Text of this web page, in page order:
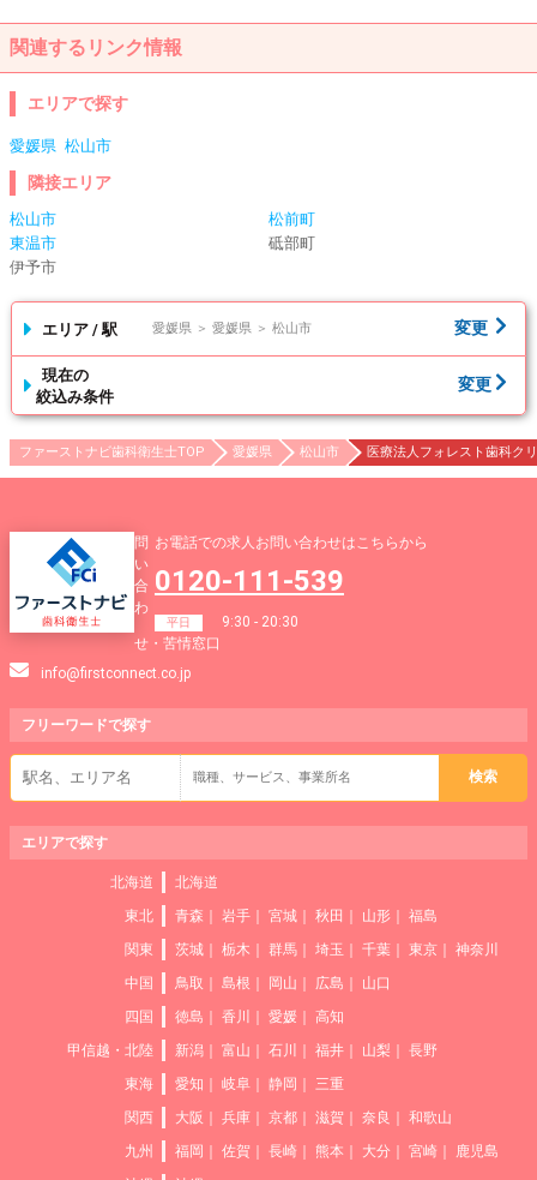
関連するリンク情報
エリアで探す
愛媛県 松山市
隣接エリア
松山市
松前町
東温市
砥部町
伊予市
エリア / 駅 愛媛県 ＞ 愛媛県 ＞ 松山市 変更
現在の
絞込み条件
変更
ファーストナビ歯科衛生士TOP 愛媛県 松山市 医療法人フォレスト歯科ク
お電話での求人お問い合わせはこちらから
0120-111-539
平日 9:30 - 20:30
問
い
合
わ
せ・苦情窓口
info@firstconnect.co.jp
フリーワードで探す
エリアで探す
北海道
北海道
東北
青森 岩手 宮城 秋田 山形
福島
関東
茨城 栃木 群馬 埼玉 千葉 東京
神奈川
中国
鳥取 島根 岡山 広島
山口
四国
徳島 香川 愛媛
高知
甲信越・北陸
新潟 富山 石川 福井 山梨
長野
東海
愛知 岐阜 静岡
三重
関西
大阪 兵庫 京都 滋賀 奈良
和歌山
九州
福岡 佐賀 長崎 熊本 大分 宮崎
鹿児島